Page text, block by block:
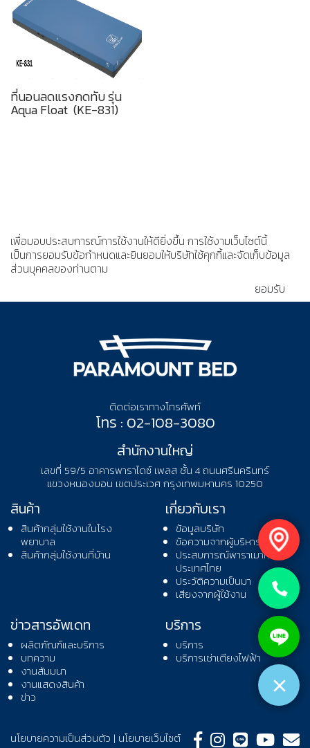
ที่นอนลดแรงกดทับ รุ่น
Aqua Float (KE-831)
เพื่อมอบประสบการณ์การใช้งานให้ดียิ่งขึ้น การใช้งามเว็บไซต์นี้
เป็นการยอมรับข้อกำหนดและยินยอมให้บริษัทใช้คุกกี้และจัดเก็บข้อมูล
ส่วนบุคคลของท่านตาม
ยอมรับ
ติดต่อเราทางโทรศัพท์
โทร : 02-108-3080
สำนักงานใหญ่
เลขที่ 59/5 อาคารพาราไดซ์ เพลส ชั้น 4 ถนนศรีนครินทร์
แขวงหนองบอน เขตประเวศ กรุงเทพมหานคร 10250
สินค้า
สินค้ากลุ่มใช้งานในโรง
พยาบาล
สินค้ากลุ่มใช้งานที่บ้าน
เกี่ยวกับเรา
ข้อมูลบริษัท
ข้อความจากผู้บริหาร
ประสบการณ์พาราเมาท์ เบด
ประเทศไทย
ประวัติความเป็นมา
เสียงจากผู้ใช้งาน
ข่าวสารอัพเดท
ผลิตภัณฑ์และบริการ
บทความ
งานสัมมนา
งานแสดงสินค้า
ข่าว
บริการ
บริการ
บริการเช่าเตียงไฟฟ้า
นโยบายความเป็นส่วนตัว | นโยบายเว็บไซต์